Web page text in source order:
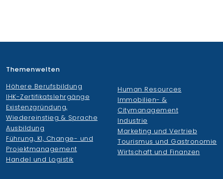
Themenwelten
Höhere Berufsbildung
IHK-Zertifikatslehrgänge
Existenzgründung,
Wiedereinstieg & Sprache
Ausbildung
Führung, KI, Change- und
Projektmanagement
Handel und Logistik
Human Resources
Immobilien- &
Citymanagement
Industrie
Marketing und Vertrieb
Tourismus und Gastronomie
Wirtschaft und Finanzen